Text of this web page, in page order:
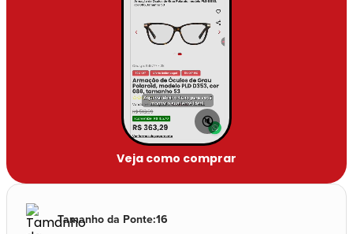
🔇
Veja como comprar
Tamanho da Ponte:16